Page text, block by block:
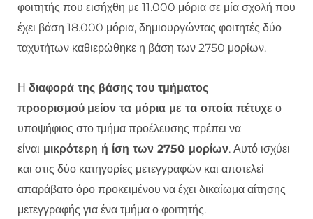
φοιτητής που εισήχθη με 11.000 μόρια σε μία σχολή που
έχει βάση 18.000 μόρια, δημιουργώντας φοιτητές δύο
ταχυτήτων καθιερώθηκε η βάση των 2750 μορίων.
Η διαφορά της βάσης του τμήματος
προορισμού μείον τα μόρια με τα οποία πέτυχε ο
υποψήφιος στο τμήμα προέλευσης πρέπει να
είναι μικρότερη ή ίση των 2750 μορίων. Αυτό ισχύει
και στις δύο κατηγορίες μετεγγραφών και αποτελεί
απαράβατο όρο προκειμένου να έχει δικαίωμα αίτησης
μετεγγραφής για ένα τμήμα ο φοιτητής.